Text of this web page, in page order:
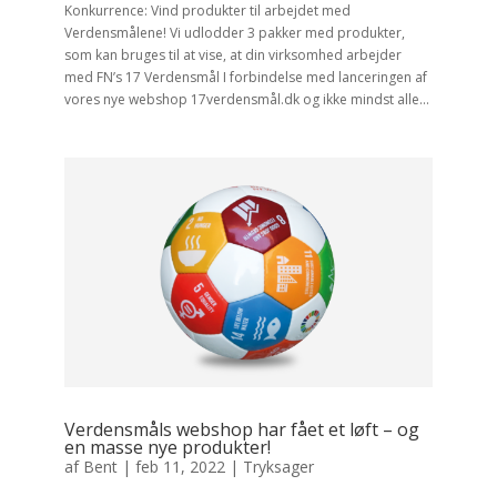
Konkurrence: Vind produkter til arbejdet med
Verdensmålene! Vi udlodder 3 pakker med produkter,
som kan bruges til at vise, at din virksomhed arbejder
med FN’s 17 Verdensmål I forbindelse med lanceringen af
vores nye webshop 17verdensmål.dk og ikke mindst alle...
Verdensmåls webshop har fået et løft – og
en masse nye produkter!
af Bent |feb 11, 2022 | Tryksager